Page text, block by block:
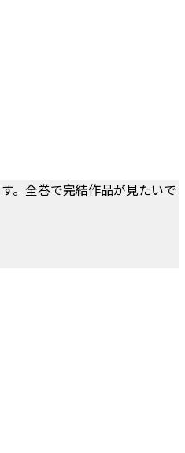
。全巻で完結作品が見たいで